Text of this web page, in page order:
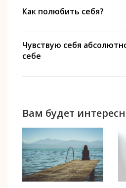
Как полюбить себя?
Чувствую себя
себе
Вам будет